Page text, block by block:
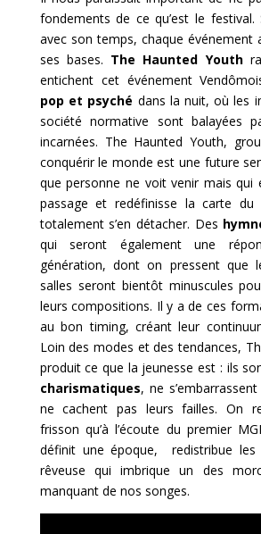
fondements de ce qu’est le festival.
avec son temps, chaque événement
ses bases. The Haunted Youth
entichent cet événement
pop et psyché dans la nuit, où les
société normative sont balayées
incarnées. The Haunted Youth,
conquérir le monde est une future
que personne ne voit venir mais qui
passage et redéfinisse la carte
totalement s’en détacher. Des
qui seront également une
génération, dont on pressent que
salles seront bientôt minuscules
leurs compositions. Il y a de ces
au bon timing, créant leur
Loin des modes et des tendances,
produit ce que la jeunesse est : ils
charismatiques, ne
ne cachent pas leurs failles. On
frisson qu’à l’écoute du premier
définit une époque, redistribue les
rêveuse qui imbrique un des
manquant de nos songes.